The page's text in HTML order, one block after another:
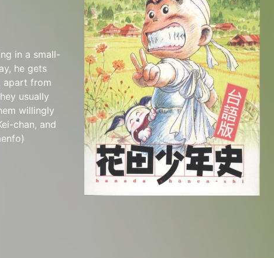
in a small-
he gets
apart from
usually
willingly
chan, and